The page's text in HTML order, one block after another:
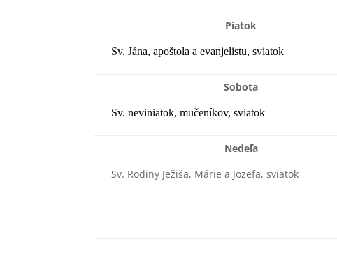
Piatok
Sv. Jána, apoštola a evanjelistu, sviatok
Sobota
Sv. neviniatok, mučeníkov, sviatok
Nedeľa
Sv. Rodiny Ježiša, Márie a Jozefa, sviatok